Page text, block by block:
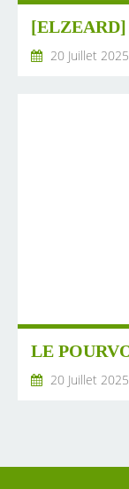
20 Juillet 2025
20 Juillet 2025